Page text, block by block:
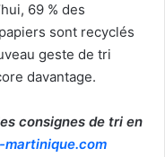
69 % des
sont recyclés
geste de tri
davantage.
consignes de tri en